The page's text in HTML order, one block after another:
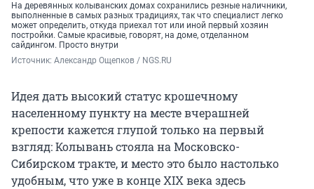
На деревянных колыванских домах сохранились резные наличники,
выполненные в самых разных традициях, так что специалист легко
может определить, откуда приехал тот или иной первый хозяин
постройки. Самые красивые, говорят, на доме, отделанном
сайдингом. Просто внутри
Источник: Александр Ощепков / NGS.RU
Идея дать высокий статус крошечному
населенному пункту на месте вчерашней
крепости кажется глупой только на первый
взгляд: Колывань стояла на Московско-
Сибирском тракте, и место это было настолько
удобным, что уже в конце XIX века здесь